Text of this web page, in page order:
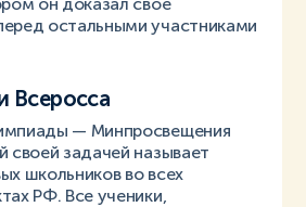
он доказал своё
остальными участниками
Всеросса
— Минпросвещения
своей задачей называет
школьников во всех
РФ. Все ученики,